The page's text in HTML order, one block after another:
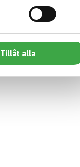
Tillåt alla